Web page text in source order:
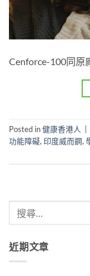
Cenforce-100同原
Posted in健康香港人
功能障礙,印度威而鋼,
近期文章